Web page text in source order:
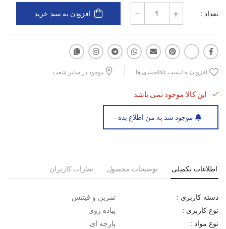
زیره PU سبک و مقاوم با خاصیت ضربه‌گیری
قالب استاندارد برای راحتی در استفاده طولانی‌مدت
طراحی اسپرت و مدرن با وزن سبک
تعداد : افزودن به سبد خرید
افزودن به لیست علاقه‌مندی ها موجود در سایر شعب
این کالا موجود نمی باشد
موجود شد به من اطلاع بده
اطلاعات تکمیلی توضیحات محصول نظرات کاربران
دسته کاربری : تمرین و فیتنس
نوع کاربری : پیاده روی
نوع مواد : پارچه ای